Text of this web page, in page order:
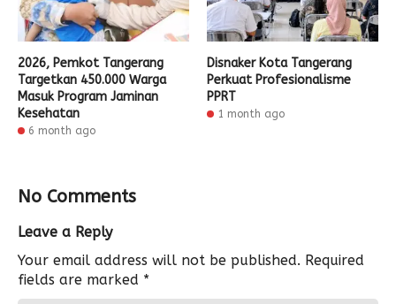
2026, Pemkot Tangerang
Targetkan 450.000 Warga
Masuk Program Jaminan
Kesehatan
6 month ago
Disnaker Kota Tangerang
Perkuat Profesionalisme
PPRT
1 month ago
No Comments
Leave a Reply
Your email address will not be published. Required
fields are marked *